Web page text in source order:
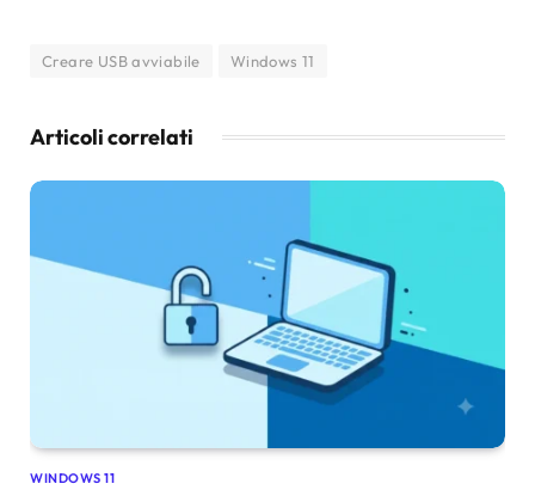
Creare USB avviabile Windows 11
Articoli correlati
WINDOWS 11